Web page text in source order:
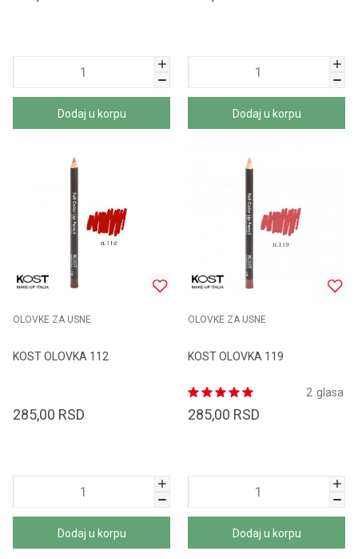
Dodaj u korpu Dodaj u korpu
OLOVKE ZA USNE
KOST OLOVKA 112
285,00 RSD
Dodaj u korpu
OLOVKE ZA USNE
KOST OLOVKA 119
glasa
2
285,00 RSD
Dodaj u korpu